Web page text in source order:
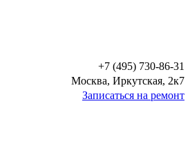
+7 (495) 730-86-31
Москва, Иркутская, 2к7
Записаться на ремонт